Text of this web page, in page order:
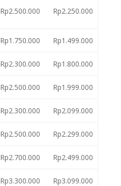
Rp2.500.000 Rp2.250.000
Rp1.750.000 Rp1.499.000
Rp2.300.000 Rp1.800.000
Rp2.500.000 Rp1.999.000
Rp2.300.000 Rp2.099.000
Rp2.500.000 Rp2.299.000
Rp2.700.000 Rp2.499.000
Rp3.300.000 Rp3.099.000